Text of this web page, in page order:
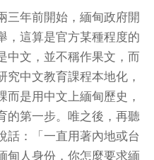
三年前開始，緬甸政府開
，這算是官方某種程度的
中文，並不稱作果文，而
中文教育課程本地化，
而是用中文上緬甸歷史，
的第一步。唯之後，再聽
話：「一直用著內地或台
甸人身份，你怎麼要求緬